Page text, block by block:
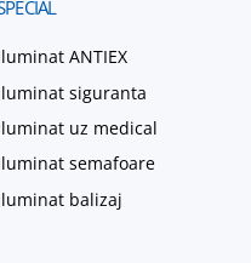
ANTIEX
siguranta
uz medical
semafoare
balizaj